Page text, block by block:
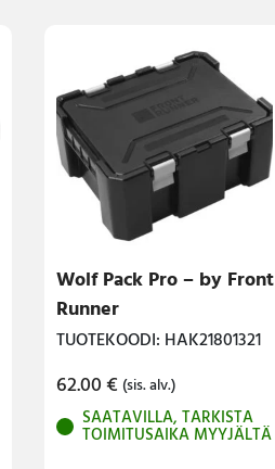
Wolf Pack Pro – by Front
Runner
TUOTEKOODI: HAK21801321
62.00€ (sis. alv.)
SAATAVILLA, TARKISTA
TOIMITUSAIKA MYYJÄLTÄ